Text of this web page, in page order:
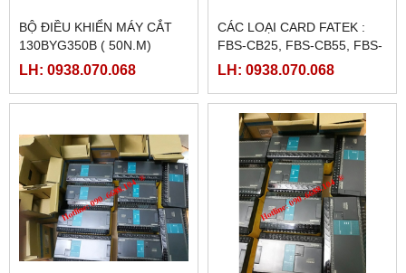
BỘ ĐIỀU KHIỂN MÁY CẮT
130BYG350B ( 50N.M)
LH: 0938.070.068
CÁC LOẠI CARD FATEK :
FBS-CB25, FBS-CB55, FBS-
CB2, FBS-CB5
LH: 0938.070.068